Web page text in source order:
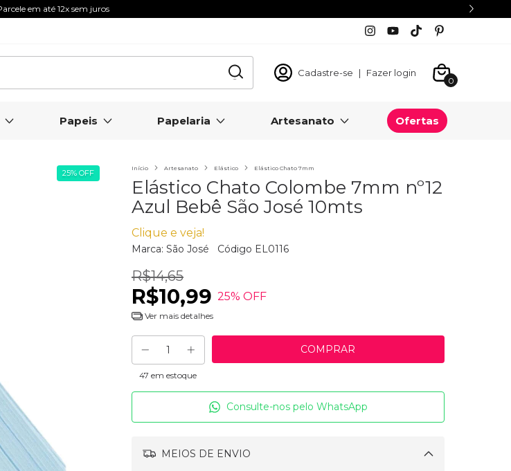
5% Off com o Cupom NIVERMPX
Cadastre-se | Fazer login
0
Papeis Papelaria Artesanato Ofertas
25% OFF Início Artesanato Elástico Elástico Chato 7mm
Elástico Chato Colombe 7mm nº12
Azul Bebê São José 10mts
Clique e veja!
Marca: São José Código EL0116
R$14,65
R$10,99 25% OFF
Ver mais detalhes
47 em estoque
Consulte-nos pelo WhatsApp
MEIOS DE ENVIO